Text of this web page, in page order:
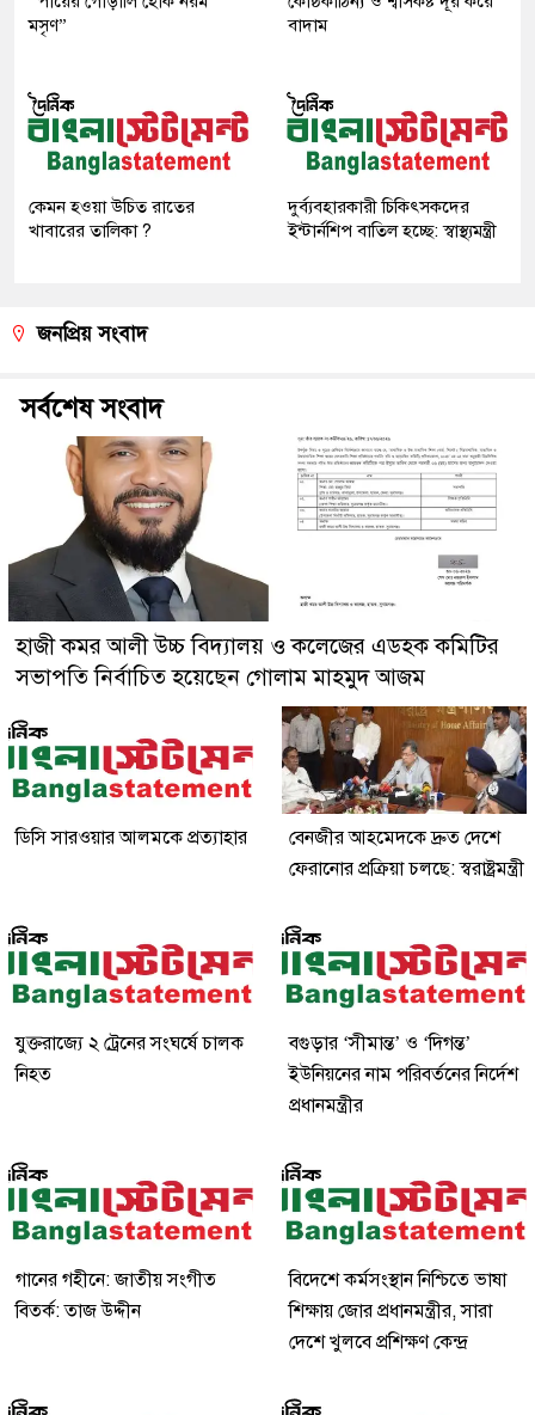
মসৃণ”
বাদাম
কেমন হওয়া উচিত রাতের
খাবারের তালিকা ?
দুর্ব্যবহারকারী চিকিৎসকদের
ইন্টার্নশিপ বাতিল হচ্ছে: স্বাস্থ্যমন্ত্রী
জনপ্রিয় সংবাদ
সর্বশেষ সংবাদ
হাজী কমর আলী উচ্চ বিদ্যালয় ও কলেজের এডহক কমিটির
সভাপতি নির্বাচিত হয়েছেন গোলাম মাহমুদ আজম
ডিসি সারওয়ার আলমকে প্রত্যাহার
বেনজীর আহমেদকে দ্রুত দেশে
ফেরানোর প্রক্রিয়া চলছে: স্বরাষ্ট্রমন্ত্রী
যুক্তরাজ্যে ২ ট্রেনের সংঘর্ষে চালক
নিহত
বগুড়ার ‘সীমান্ত’ ও ‘দিগন্ত’
ইউনিয়নের নাম পরিবর্তনের নির্দেশ
প্রধানমন্ত্রীর
গানের গহীনে: জাতীয় সংগীত
বিতর্ক: তাজ উদ্দীন
বিদেশে কর্মসংস্থান নিশ্চিতে ভাষা
শিক্ষায় জোর প্রধানমন্ত্রীর, সারা
দেশে খুলবে প্রশিক্ষণ কেন্দ্র